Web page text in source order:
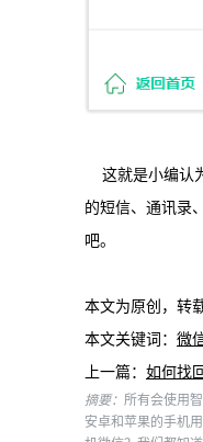
这就是小编认
的短信、通讯录
吧。
本文为原创，转
本文关键词： 微
上一篇： 如何找
摘要： 所有会使用
安卓和苹果的手机